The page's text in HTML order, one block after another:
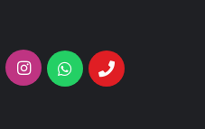
InstagramWhatsappTelefon